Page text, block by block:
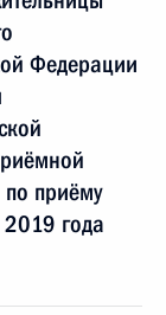
Федерации
приёму
года